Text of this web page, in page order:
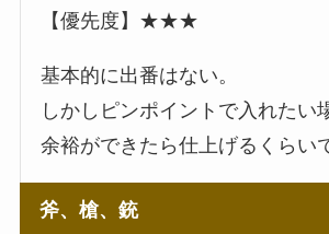
【優先度】★★★
基本的に出番はない。
しかしピンポイントで入れたい
余裕ができたら仕上げるくらい
斧、槍、銃